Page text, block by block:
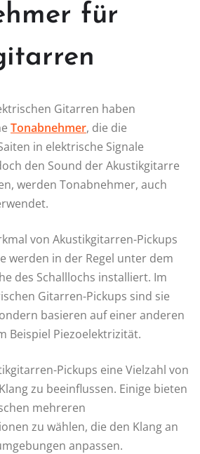
für
Gitarren haben
Tonabnehmer, die die
in elektrische Signale
den Sound der Akustikgitarre
werden Tonabnehmer, auch
von Akustikgitarren-Pickups
werden in der Regel unter dem
des Schalllochs installiert. Im
Gitarren-Pickups sind sie
basieren auf einer anderen
Beispiel Piezoelektrizität.
Pickups eine Vielzahl von
zu beeinflussen. Einige bieten
mehreren
zu wählen, die den Klang an
anpassen.